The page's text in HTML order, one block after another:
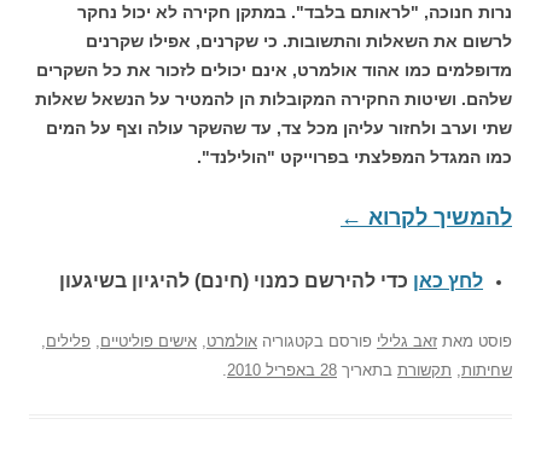
נרות חנוכה, "לראותם בלבד". במתקן חקירה לא יכול נחקר
לרשום את השאלות והתשובות. כי שקרנים, אפילו שקרנים
מדופלמים כמו אהוד אולמרט, אינם יכולים לזכור את כל השקרים
שלהם. ושיטות החקירה המקובלות הן להמטיר על הנשאל שאלות
שתי וערב ולחזור עליהן מכל צד, עד שהשקר עולה וצף על המים
כמו המגדל המפלצתי בפרוייקט "הולילנד".
להמשיך לקרוא ←
לחץ כאן כדי להירשם כמנוי (חינם) להיגיון בשיגעון
פוסט מאת זאב גלילי פורסם בקטגוריה אולמרט אישים פוליטיים פלילים
שחיתות תקשורת בתאריך 28 באפריל 2010